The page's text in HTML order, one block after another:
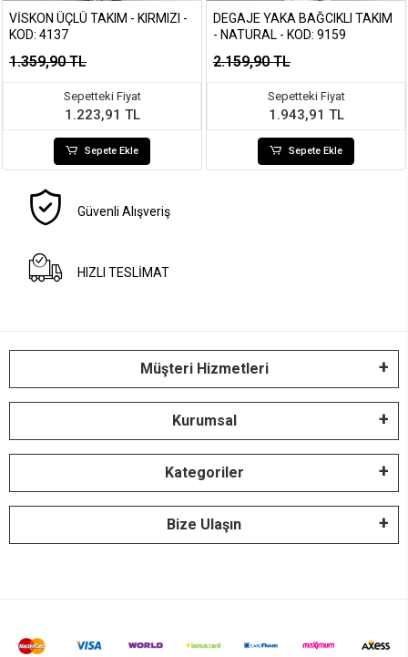
VISKON ÜÇLÜ TAKIM - KIRMIZI -
KOD: 4137
1.359,90 TL
Sepetteki Fiyat
1.223,91 TL
Sepete Ekle
DEGAJE YAKA BAĞCIKLI TAKIM
- NATURAL - KOD: 9159
2.159,90 TL
Sepetteki Fiyat
1.943,91 TL
Sepete Ekle
Güvenli Alışveriş
HIZLI TESLİMAT
Müşteri Hizmetleri
Kurumsal
Kategoriler
Bize Ulaşın